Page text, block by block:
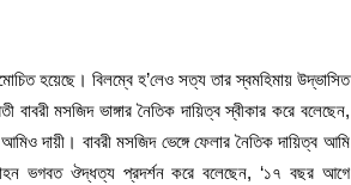
হয়েছে। বিলম্বে হ’লেও সত্য তার স্বমহিমায় উদ্ভাসিত
মসজিদ ভাঙ্গার নৈতিক দায়িত্ব স্বীকার করে বলেছেন,
দায়ী। বাবরী মসজিদ ভেঙ্গে ফেলার নৈতিক দায়িত্ব আমি
ভগবত ঔদ্ধত্য প্রদর্শন করে বলেছেন, ‘১৭ বছর আগে